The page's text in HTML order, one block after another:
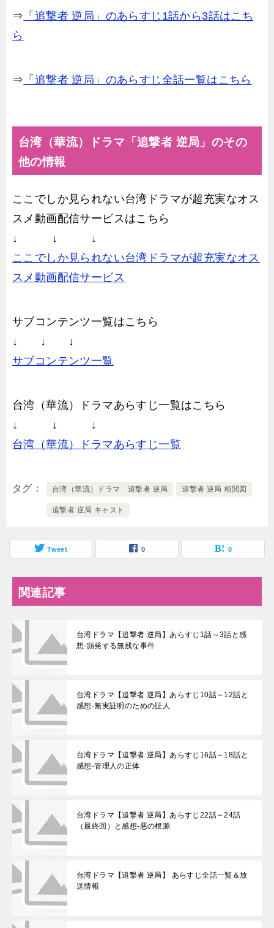
⇒ 「追撃者 逆局」のあらすじ1話から3話はこち
ら
⇒ 「追撃者 逆局」のあらすじ全話一覧はこちら
台湾（華流）ドラマ「追撃者 逆局」のその
他の情報
ここでしか見られない台湾ドラマが超充実なオス
スメ動画配信サービスはこちら
↓ ↓ ↓
ここでしか見られない台湾ドラマが超充実なオス
スメ動画配信サービス
サブコンテンツ一覧はこちら
↓ ↓ ↓
サブコンテンツ一覧
台湾（華流）ドラマあらすじ一覧はこちら
↓ ↓ ↓
台湾（華流）ドラマあらすじ一覧
タグ 台湾（華流）ドラマ 追撃者 逆局 追撃者 逆局 相関図
追撃者 逆局 キャスト
Tweet 0 0
関連記事
台湾ドラマ【追撃者 逆局】あらすじ1話～3話と感
想-頻発する無残な事件
台湾ドラマ【追撃者 逆局】あらすじ10話～12話と
感想-無実証明のための証人
台湾ドラマ【追撃者 逆局】あらすじ16話～18話と
感想-管理人の正体
台湾ドラマ【追撃者 逆局】あらすじ22話～24話
（最終回）と感想-悪の根源
台湾ドラマ【追撃者 逆局】 あらすじ全話一覧＆放
送情報